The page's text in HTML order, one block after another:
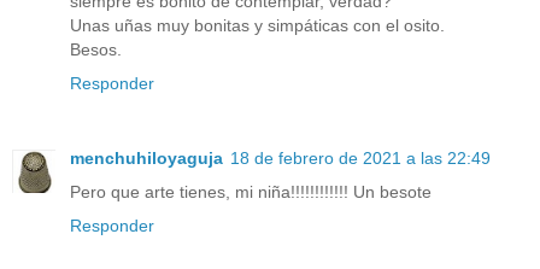
Unas uñas muy bonitas y simpáticas con el osito.
Besos.
Responder
menchuhiloyaguja 18 de febrero de 2021 a las 22:49
Pero que arte tienes, mi niña!!!!!!!!!!!! Un besote
Responder